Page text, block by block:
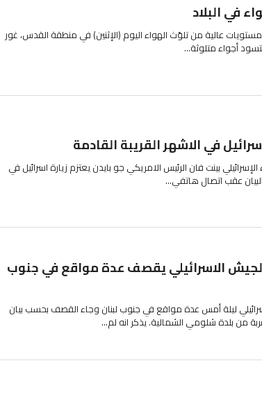
في البلاد
مستويات عالية من تلوّث الهواء اليوم (الإثنين) في منطقة القدس، غور
أجواء متلوثة...
في الاشهر القريبة القادمة
بينت فان الرئيس الامريكي جو بايدن يعتزم زيارة اسرائيل في
عقب اتصال هاتفي...
الاسرائيلي يقصف عدة مواقع في جنوب
ليلة أمس عدة مواقع في جنوب لبنان وجاء القصف بحسب بيان
من بلدة شلومي الشمالية. يذكر انه لم...